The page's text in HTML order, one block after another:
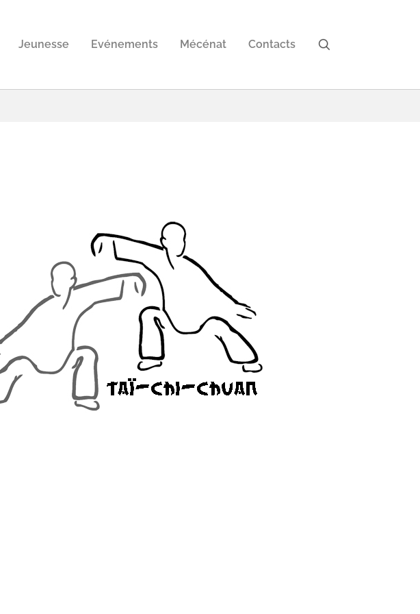
Jeunesse Evénements Mécénat Contacts